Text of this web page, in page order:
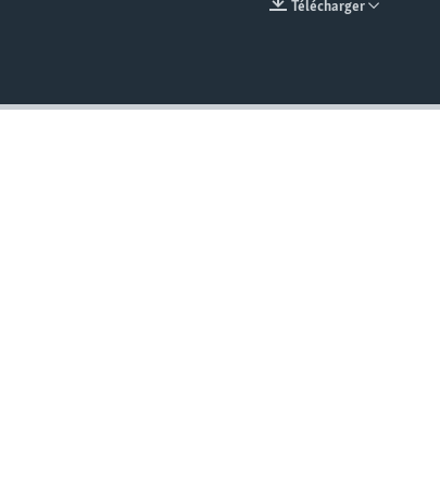
Télécharger